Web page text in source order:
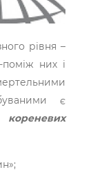
рівня –
поміж них і
є